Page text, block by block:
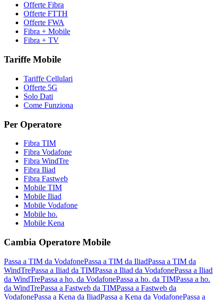
Offerte Fibra
Offerte FTTH
Offerte FWA
Fibra + Mobile
Fibra + TV
Tariffe Mobile
Tariffe Cellulari
Offerte 5G
Solo Dati
Come Funziona
Per Operatore
Fibra TIM
Fibra Vodafone
Fibra WindTre
Fibra Iliad
Fibra Fastweb
Mobile TIM
Mobile Iliad
Mobile Vodafone
Mobile ho.
Mobile Kena
Cambia Operatore Mobile
Passa a TIM da VodafonePassa a TIM da IliadPassa a TIM da
WindTrePassa a Iliad da TIMPassa a Iliad da VodafonePassa a Iliad
da WindTrePassa a ho. da VodafonePassa a ho. da TIMPassa a ho.
da WindTrePassa a Fastweb da TIMPassa a Fastweb da
VodafonePassa a Kena da IliadPassa a Kena da VodafonePassa a